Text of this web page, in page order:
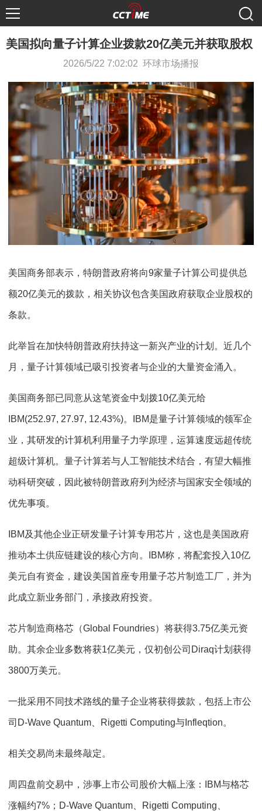
美国拟向量子计算企业拨款20亿美元并获取股权
2026/5/22 7:02:02 环球市场播报
美国商务部表示，特朗普政府将向9家量子计算公司提供总
额20亿美元的拨款，相关协议包含美国政府获取企业股权的
条款。
此举旨在加快特朗普政府扶持这一新兴产业的计划。近几个
月，量子计算领域已吸引投资者与企业的大量资金涌入。
美国商务部已同意从这笔资金中划拨10亿美元给
IBM(252.97, 27.97, 12.43%)。IBM是量子计算领域的领军企
业，其研发的计算机利用量子力学原理，运算速度远超传统
超级计算机。量子计算若与人工智能技术结合，有望大幅推
动科研突破，因此被特朗普政府列为经济与国家安全领域的
优先事项。
IBM及其他企业正研发量子计算专用芯片，这也是美国政府
推动本土供应链建设的核心方向。IBM称，将配套投入10亿
美元自有资金，建设美国首座专用量子芯片制造工厂，并为
此成立新业务部门，承接政府投资。
芯片制造商格芯（Global Foundries）将获得3.75亿美元资
助。其余企业多数将获1亿美元，仅初创公司Diraq计划获得
3800万美元。
一批采用不同技术路线的量子企业将获得拨款，包括上市公
司D-Wave Quantum、Rigetti Computing与Infleqtion。
相关交易尚未最终敲定。
周四盘前交易中，涉事上市公司股价大幅上涨：IBM与格芯
涨幅约7%；D-Wave Quantum、Rigetti Computing、